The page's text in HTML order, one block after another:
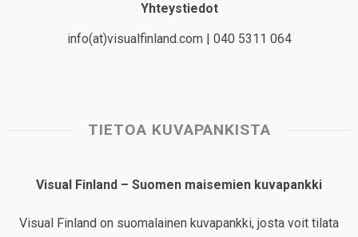
Yhteystiedot
info(at)visualfinland.com | 040 5311 064
TIETOA KUVAPANKISTA
Visual Finland – Suomen maisemien kuvapankki
Visual Finland on suomalainen kuvapankki, josta voit tilata